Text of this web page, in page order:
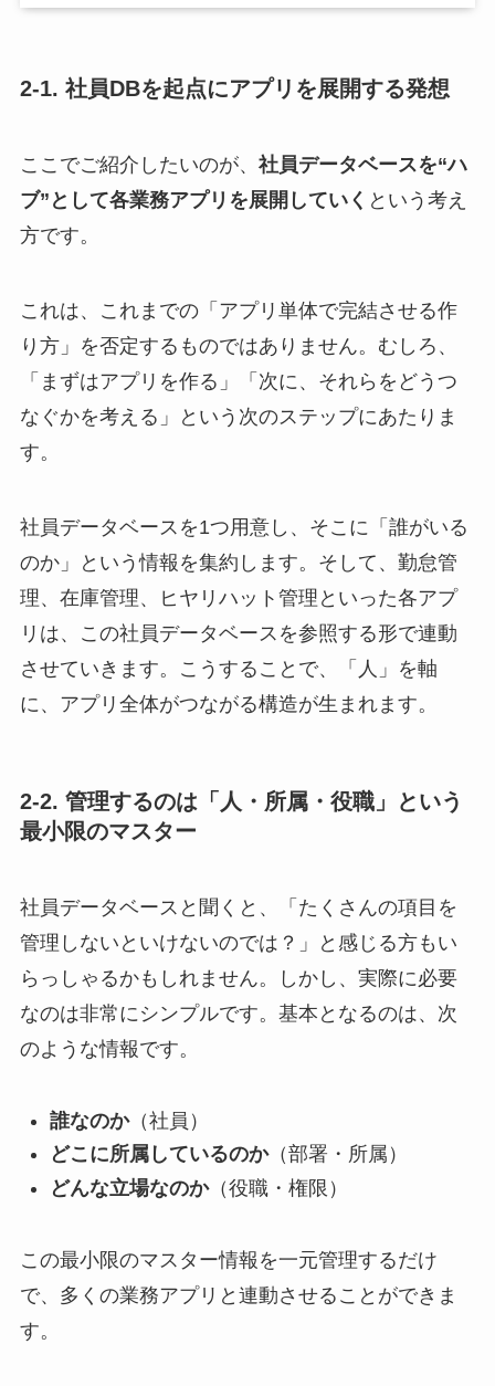
2-1. 社員DBを起点にアプリを展開する発想
ここでご紹介したいのが、 社員データベースを“ハ
ブ”として各業務アプリを展開していく という考え
方です。
これは、これまでの「アプリ単体で完結させる作
り方」を否定するものではありません。むしろ、
「まずはアプリを作る」「次に、それらをどうつ
なぐかを考える」という次のステップにあたりま
す。
社員データベースを1つ用意し、そこに「誰がいる
のか」という情報を集約します。そして、勤怠管
理、在庫管理、ヒヤリハット管理といった各アプ
リは、この社員データベースを参照する形で連動
させていきます。こうすることで、「人」を軸
に、アプリ全体がつながる構造が生まれます。
2-2. 管理するのは「人・所属・役職」という
最小限のマスター
社員データベースと聞くと、「たくさんの項目を
管理しないといけないのでは？」と感じる方もい
らっしゃるかもしれません。しかし、実際に必要
なのは非常にシンプルです。基本となるのは、次
のような情報です。
誰なのか（社員）
どこに所属しているのか（部署・所属）
どんな立場なのか（役職・権限）
この最小限のマスター情報を一元管理するだけ
で、多くの業務アプリと連動させることができま
す。